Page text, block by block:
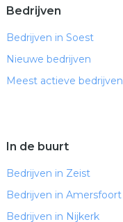
Bedrijven
Bedrijven in Soest
Nieuwe bedrijven
Meest actieve bedrijven
In de buurt
Bedrijven in Zeist
Bedrijven in Amersfoort
Bedrijven in Nijkerk